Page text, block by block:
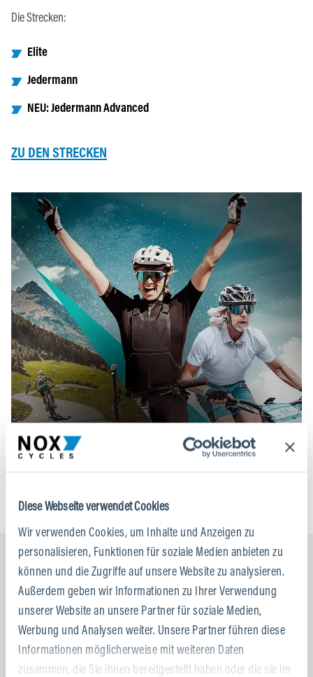
Diese Webseite verwendet Cookies
Wir verwenden Cookies, um Inhalte und Anzeigen zu
personalisieren, Funktionen für soziale Medien anbieten zu
können und die Zugriffe auf unsere Website zu analysieren.
Außerdem geben wir Informationen zu Ihrer Verwendung
unserer Website an unsere Partner für soziale Medien,
Werbung und Analysen weiter. Unsere Partner führen diese
Informationen möglicherweise mit weiteren Daten
zusammen, die Sie ihnen bereitgestellt haben oder die sie im
Die Strecken:
Elite
Jedermann
NEU: Jedermann Advanced
ZU DEN STRECKEN
MEHR NEWS VON NOX